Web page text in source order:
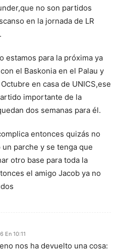
no son partidos
en la jornada de LR
estamos para la próxima ya
el Baskonia en el Palau y
en casa de UNICS,ese
importante de la
dos semanas para él.
entonces quizás no
un parche y se tenga que
otro base para toda la
el amigo Jacob ya no
En 10:11
nos ha devuelto una cosa: